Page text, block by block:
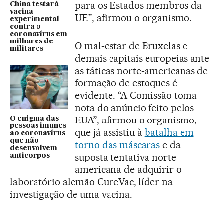
China testará
vacina
experimental
contra o
coronavírus em
milhares de
militares
O enigma das
pessoas imunes
ao coronavírus
que não
desenvolvem
anticorpos
para os Estados membros da
UE”, afirmou o organismo.
O mal-estar de Bruxelas e
demais capitais europeias ante
as táticas norte-americanas de
formação de estoques é
evidente. “A Comissão toma
nota do anúncio feito pelos
EUA”, afirmou o organismo,
que já assistiu à batalha em
torno das máscarase da
suposta tentativa norte-
americana de adquirir o
laboratório alemão CureVac, líder na
investigação de uma vacina.